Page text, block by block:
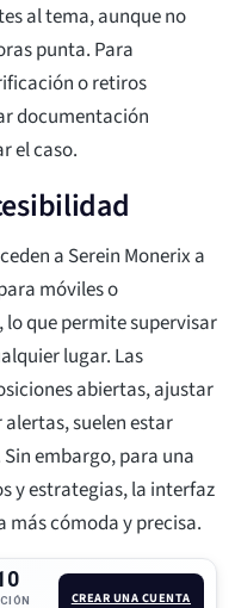
al tema, aunque no
punta. Para
o retiros
documentación
el caso.
a Serein Monerix a
móviles o
que permite supervisar
lugar. Las
abiertas, ajustar
suelen estar
embargo, para una
y estrategias, la interfaz
cómoda y precisa.
CREAR UNA CUENTA